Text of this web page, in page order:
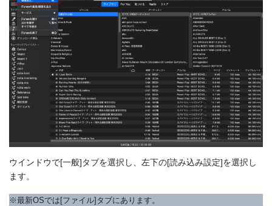
ウインドウで[一般]タブを選択し、左下の[読み込み設定]を選択し
ます。
※最新OSでは[ファイル]タブにあります。